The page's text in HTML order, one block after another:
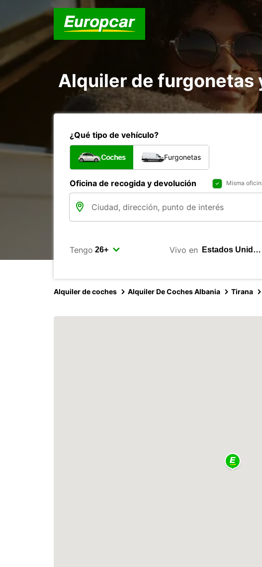
Alquiler de furgonetas
¿Qué tipo de vehículo?
Coches Furgonetas
Oficina de recogida y devolución Misma
Tengo Vivo en
Alquiler de coches Alquiler De Coches Albania Tirana